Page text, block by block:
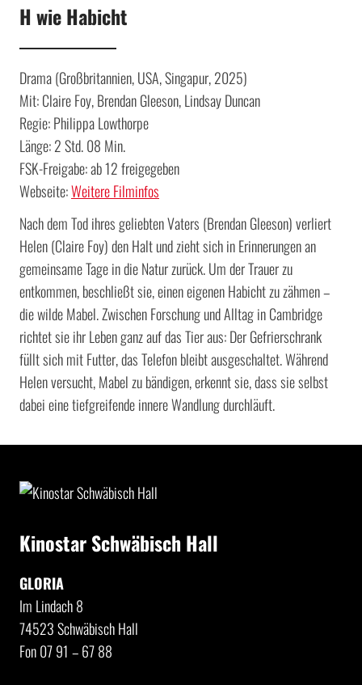
H wie Habicht
Drama (Großbritannien, USA, Singapur, 2025)
Mit: Claire Foy, Brendan Gleeson, Lindsay Duncan
Regie: Philippa Lowthorpe
Länge: 2 Std. 08 Min.
FSK-Freigabe: ab 12 freigegeben
Webseite:Weitere Filminfos
Nach dem Tod ihres geliebten Vaters (Brendan Gleeson) verliert
Helen (Claire Foy) den Halt und zieht sich in Erinnerungen an
gemeinsame Tage in die Natur zurück. Um der Trauer zu
entkommen, beschließt sie, einen eigenen Habicht zu zähmen –
die wilde Mabel. Zwischen Forschung und Alltag in Cambridge
richtet sie ihr Leben ganz auf das Tier aus: Der Gefrierschrank
füllt sich mit Futter, das Telefon bleibt ausgeschaltet. Während
Helen versucht, Mabel zu bändigen, erkennt sie, dass sie selbst
dabei eine tiefgreifende innere Wandlung durchläuft.
Kinostar Schwäbisch Hall
GLORIA
Im Lindach 8
74523 Schwäbisch Hall
Fon 07 91 – 67 88